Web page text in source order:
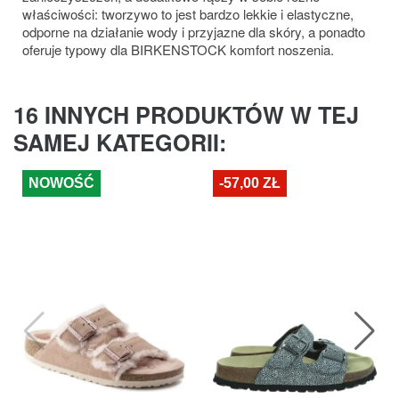
właściwości: tworzywo to jest bardzo lekkie i elastyczne,
odporne na działanie wody i przyjazne dla skóry, a ponadto
oferuje typowy dla BIRKENSTOCK komfort noszenia.
16 INNYCH PRODUKTÓW W TEJ
SAMEJ KATEGORII:
NOWOŚĆ -57,00 ZŁ